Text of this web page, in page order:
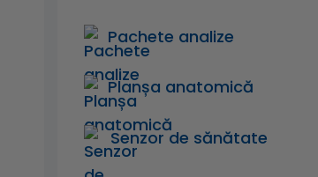
Pachete analize
Planșa anatomică
Senzor de sănătate